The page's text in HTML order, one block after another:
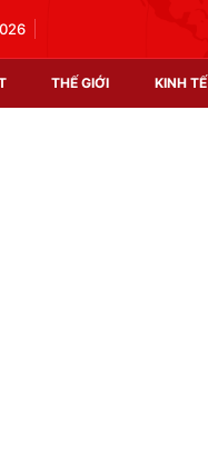
THẾ GIỚI KINH TẾ